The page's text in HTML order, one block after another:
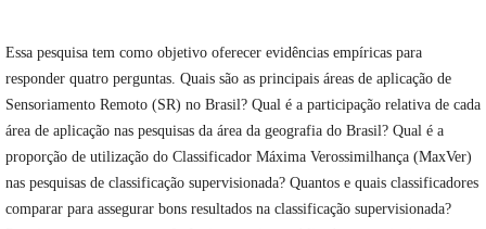
Essa pesquisa tem como objetivo oferecer evidências empíricas para
responder quatro perguntas. Quais são as principais áreas de aplicação de
Sensoriamento Remoto (SR) no Brasil? Qual é a participação relativa de cada
área de aplicação nas pesquisas da área da geografia do Brasil? Qual é a
proporção de utilização do Classificador Máxima Verossimilhança (MaxVer)
nas pesquisas de classificação supervisionada? Quantos e quais classificadores
comparar para assegurar bons resultados na classificação supervisionada?